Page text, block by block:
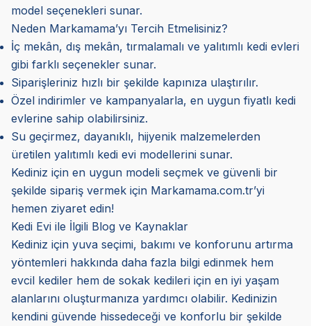
model seçenekleri sunar.
Neden Markamama’yı Tercih Etmelisiniz?
İç mekân, dış mekân, tırmalamalı ve yalıtımlı kedi evleri
gibi farklı seçenekler sunar.
Siparişleriniz hızlı bir şekilde kapınıza ulaştırılır.
Özel indirimler ve kampanyalarla, en uygun fiyatlı kedi
evlerine sahip olabilirsiniz.
Su geçirmez, dayanıklı, hijyenik malzemelerden
üretilen yalıtımlı kedi evi modellerini sunar.
Kediniz için en uygun modeli seçmek ve güvenli bir
şekilde sipariş vermek için Markamama.com.tr’yi
hemen ziyaret edin!
Kedi Evi ile İlgili Blog ve Kaynaklar
Kediniz için yuva seçimi, bakımı ve konforunu artırma
yöntemleri hakkında daha fazla bilgi edinmek hem
evcil kediler hem de sokak kedileri için en iyi yaşam
alanlarını oluşturmanıza yardımcı olabilir. Kedinizin
kendini güvende hissedeceği ve konforlu bir şekilde